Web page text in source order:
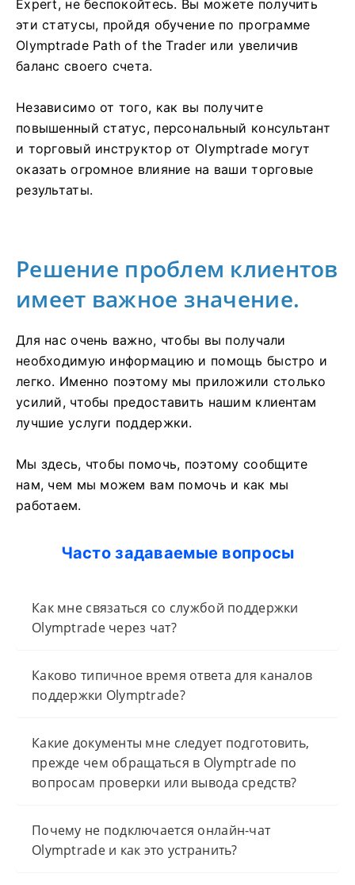
Expert, не беспокойтесь. Вы можете получить
эти статусы, пройдя обучение по программе
Olymptrade Path of the Trader или увеличив
баланс своего счета.
Независимо от того, как вы получите
повышенный статус, персональный консультант
и торговый инструктор от Olymptrade могут
оказать огромное влияние на ваши торговые
результаты.
Решение проблем клиентов
имеет важное значение.
Для нас очень важно, чтобы вы получали
необходимую информацию и помощь быстро и
легко. Именно поэтому мы приложили столько
усилий, чтобы предоставить нашим клиентам
лучшие услуги поддержки.
Мы здесь, чтобы помочь, поэтому сообщите
нам, чем мы можем вам помочь и как мы
работаем.
Часто задаваемые вопросы
Как мне связаться со службой поддержки
Olymptrade через чат?
Каково типичное время ответа для каналов
поддержки Olymptrade?
Какие документы мне следует подготовить,
прежде чем обращаться в Olymptrade по
вопросам проверки или вывода средств?
Почему не подключается онлайн-чат
Olymptrade и как это устранить?